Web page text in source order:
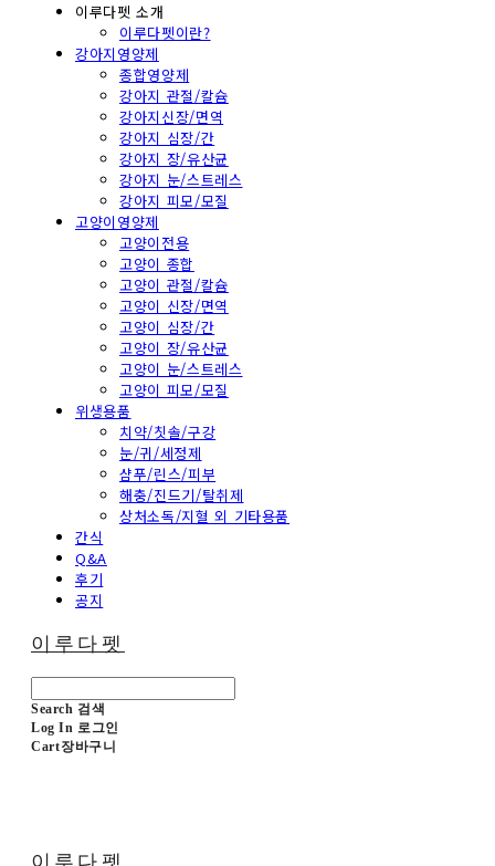
이루다펫 소개
이루다펫이란?
강아지영양제
종합영양제
강아지 관절/칼슘
강아지신장/면역
강아지 심장/간
강아지 장/유산균
강아지 눈/스트레스
강아지 피모/모질
고양이영양제
고양이전용
고양이 종합
고양이 관절/칼슘
고양이 신장/면역
고양이 심장/간
고양이 장/유산균
고양이 눈/스트레스
고양이 피모/모질
위생용품
치약/칫솔/구강
눈/귀/세정제
샴푸/린스/피부
해충/진드기/탈취제
상처소독/지혈 외 기타용품
간식
Q&A
후기
공지
이루다펫
Search 검색
Log In 로그인
Cart장바구니
이루다펫